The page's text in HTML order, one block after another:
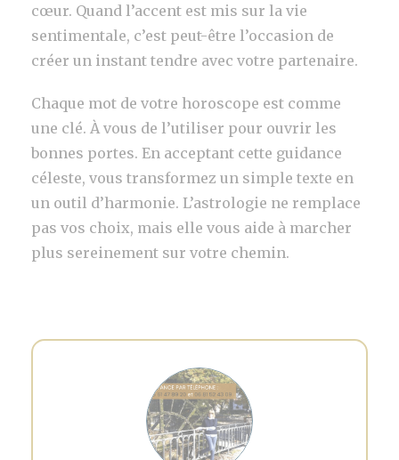
cœur. Quand l’accent est mis sur la vie
sentimentale, c’est peut-être l’occasion de
créer un instant tendre avec votre partenaire.
Chaque mot de votre horoscope est comme
une clé. À vous de l’utiliser pour ouvrir les
bonnes portes. En acceptant cette guidance
céleste, vous transformez un simple texte en
un outil d’harmonie. L’astrologie ne remplace
pas vos choix, mais elle vous aide à marcher
plus sereinement sur votre chemin.